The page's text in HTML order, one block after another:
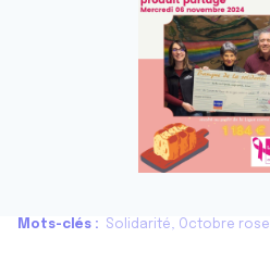
Mots-clés Solidarité Octobre rose